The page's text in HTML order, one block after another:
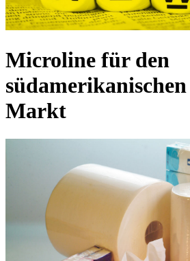
Microline für den
südamerikanischen
Markt